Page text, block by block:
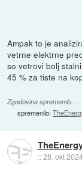
Ampak to je
vetrne elektrne
so vetrovi bolj
45 % za tiste na
Zgodovina sprememb…
spremenilo:
::28. okt